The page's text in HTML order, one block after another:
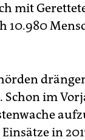
mit
10.980
Schon im
in